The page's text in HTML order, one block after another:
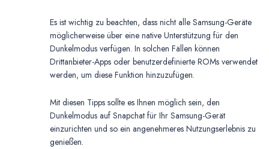
Es ist wichtig zu beachten, dass nicht alle Samsung-Geräte
möglicherweise über eine native Unterstützung für den
Dunkelmodus verfügen. In solchen Fällen können
Drittanbieter-Apps oder benutzerdefinierte ROMs verwendet
werden, um diese Funktion hinzuzufügen.
Mit diesen Tipps sollte es Ihnen möglich sein, den
Dunkelmodus auf Snapchat für Ihr Samsung-Gerät
einzurichten und so ein angenehmeres Nutzungserlebnis zu
genießen.